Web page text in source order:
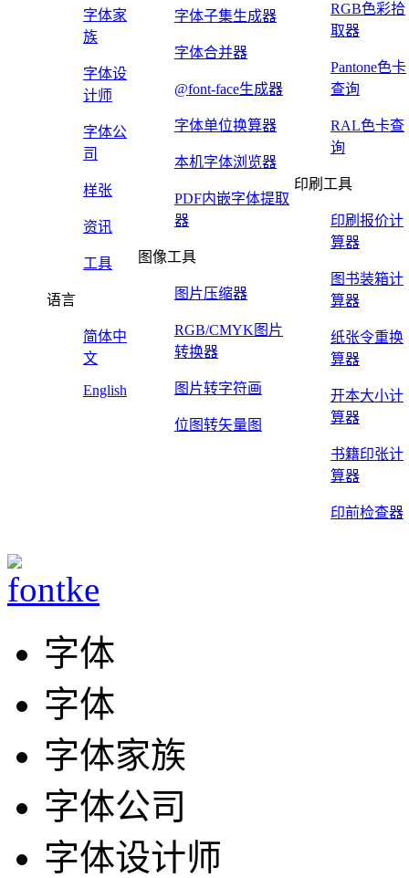
字体家
族
字体设
计师
字体公
司
样张
资讯
工具
语言
简体中
文
English
字体子集生成器
字体合并器
@font-face生成器
字体单位换算器
本机字体浏览器
PDF内嵌字体提取
器
图像工具
图片压缩器
RGB/CMYK图片
转换器
图片转字符画
位图转矢量图
RGB色彩拾
取器
Pantone色卡
查询
RAL色卡查
询
印刷工具
印刷报价计
算器
图书装箱计
算器
纸张令重换
算器
开本大小计
算器
书籍印张计
算器
印前检查器
字体
字体
字体家族
字体公司
字体设计师